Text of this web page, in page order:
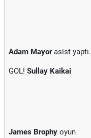
Adam Mayorasist yaptı.
GOL! Sullay Kaikai
James Brophy oyun